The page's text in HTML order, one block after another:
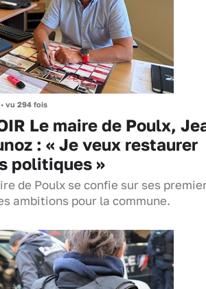
• vu 294 fois
Le maire de Poulx,
: « Je veux restaurer
politiques »
de Poulx se confie sur ses
ambitions pour la commune.